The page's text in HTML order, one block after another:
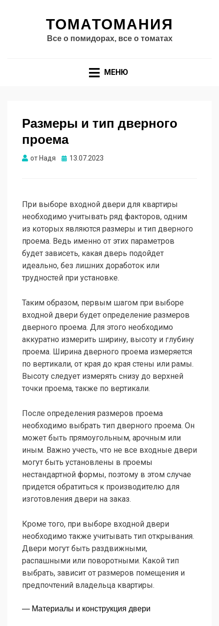
ТОМАТОМАНИЯ
Все о помидорах, все о томатах
МЕНЮ
Размеры и тип дверного
проема
от Надя Опубликовано
13.07.2023
При выборе входной двери для квартиры
необходимо учитывать ряд факторов, одним
из которых являются размеры и тип дверного
проема. Ведь именно от этих параметров
будет зависеть, какая дверь подойдет
идеально, без лишних доработок или
трудностей при установке.
Таким образом, первым шагом при выборе
входной двери будет определение размеров
дверного проема. Для этого необходимо
аккуратно измерить ширину, высоту и глубину
проема. Ширина дверного проема измеряется
по вертикали, от края до края стены или рамы.
Высоту следует измерять снизу до верхней
точки проема, также по вертикали.
После определения размеров проема
необходимо выбрать тип дверного проема. Он
может быть прямоугольным, арочным или
иным. Важно учесть, что не все входные двери
могут быть установлены в проемы
нестандартной формы, поэтому в этом случае
придется обратиться к производителю для
изготовления двери на заказ.
Кроме того, при выборе входной двери
необходимо также учитывать тип открывания.
Двери могут быть раздвижными,
распашными или поворотными. Какой тип
выбрать, зависит от размеров помещения и
предпочтений владельца квартиры.
— Материалы и конструкция двери